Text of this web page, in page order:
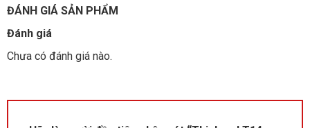
ĐÁNH GIÁ SẢN PHẨM
Đánh giá
Chưa có đánh giá nào.